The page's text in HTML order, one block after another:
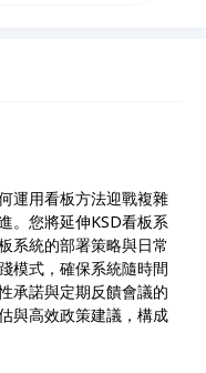
運用看板方法迎戰複雜
。您將延伸KSD看板系
系統的部署策略與日常
模式，確保系統隨時間
承諾與定期反饋會議的
與高效政策建議，構成